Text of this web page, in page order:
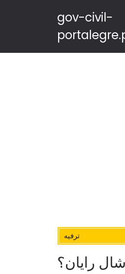
gov-civil-
ترفيه
رايان؟